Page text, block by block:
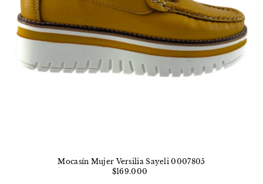
Mocasín Mujer Versilia Sayeli 0007805
$169.000